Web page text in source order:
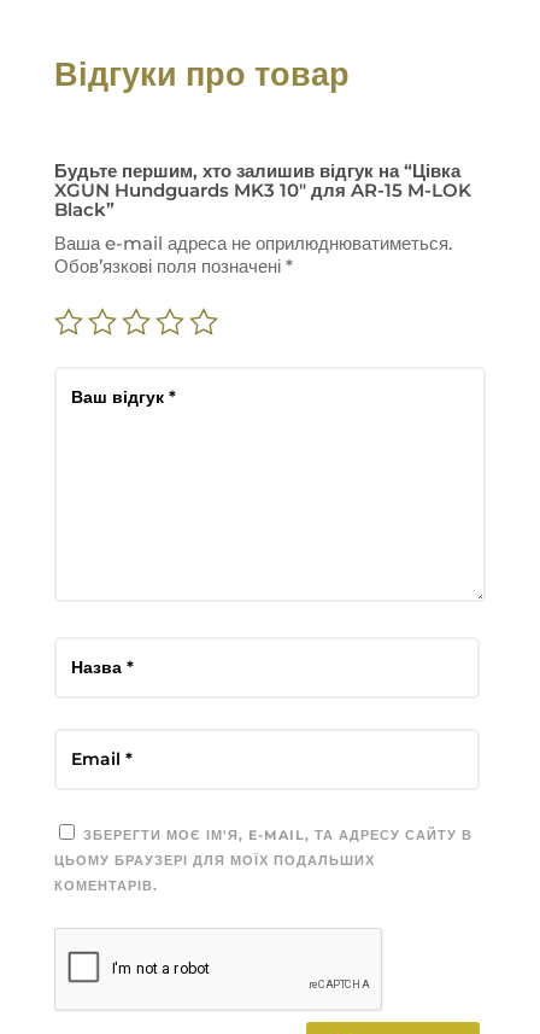
Відгуки про товар
Будьте першим, хто залишив відгук на “Цівка
XGUN Hundguards MK3 10″ для AR-15 M-LOK
Black”
Ваша e-mail адреса не оприлюднюватиметься.
Обов’язкові поля позначені *
ЗБЕРЕГТИ МОЄ ІМ'Я, E-MAIL, ТА АДРЕСУ САЙТУ В
ЦЬОМУ БРАУЗЕРІ ДЛЯ МОЇХ ПОДАЛЬШИХ
КОМЕНТАРІВ.